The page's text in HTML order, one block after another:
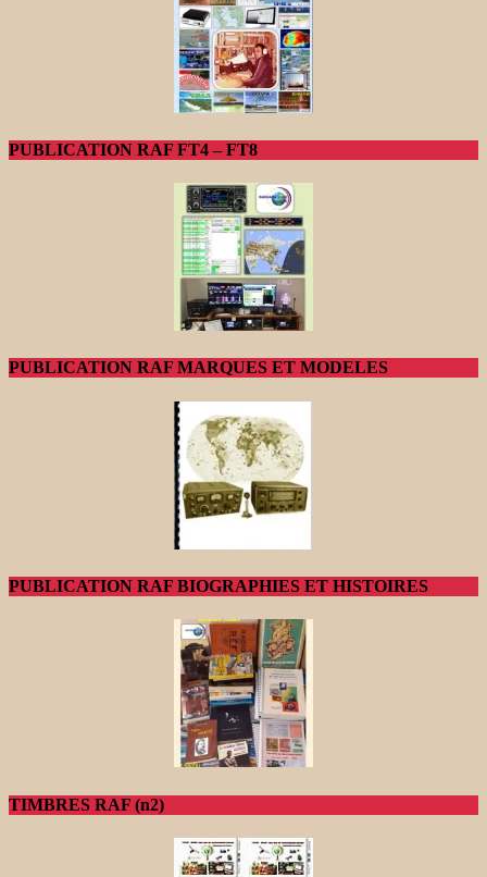
PUBLICATION RAF FT4 – FT8
PUBLICATION RAF MARQUES ET MODELES
PUBLICATION RAF BIOGRAPHIES ET HISTOIRES
TIMBRES RAF (n2)